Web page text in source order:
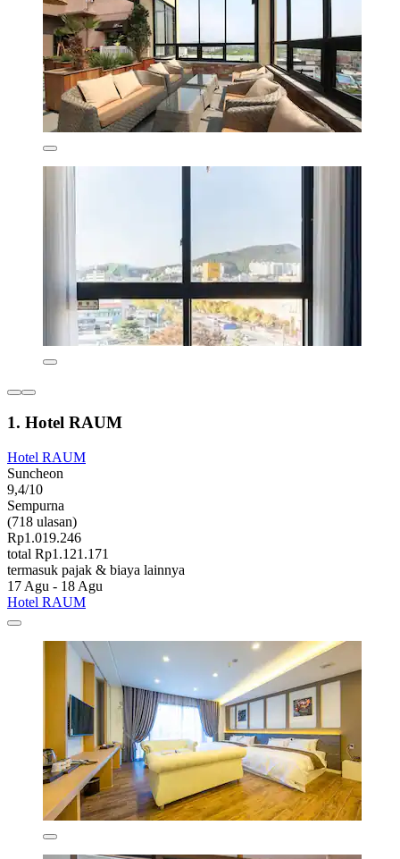
1. Hotel RAUM
Hotel RAUM
Suncheon
9,4/10
Sempurna
(718 ulasan)
Rp1.019.246
total Rp1.121.171
termasuk pajak & biaya lainnya
17 Agu - 18 Agu
Hotel RAUM